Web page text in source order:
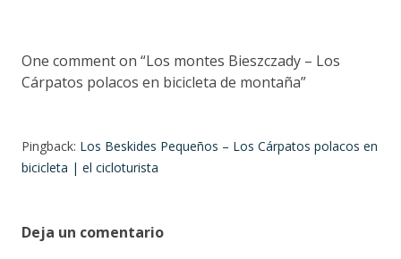
One comment on “Los montes Bieszczady – Los
Cárpatos polacos en bicicleta de montaña”
Pingback: Los Beskides Pequeños – Los Cárpatos polacos en
bicicleta | el cicloturista
Deja un comentario